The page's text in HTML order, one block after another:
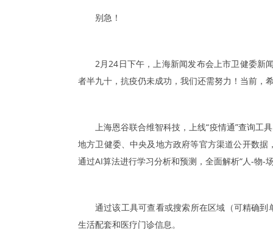
别急！
2月24日下午，上海新闻发布会上市卫健委新
者半九十，抗疫仍未成功，我们还需努力！当前，
上海恩谷联合维智科技，上线“疫情通”查询工
地方卫健委、中央及地方政府等官方渠道公开数
通过AI算法进行学习分析和预测，全面解析“人-物-
通过该工具可查看或搜索所在区域（可精确
生活配套和医疗门诊信息。